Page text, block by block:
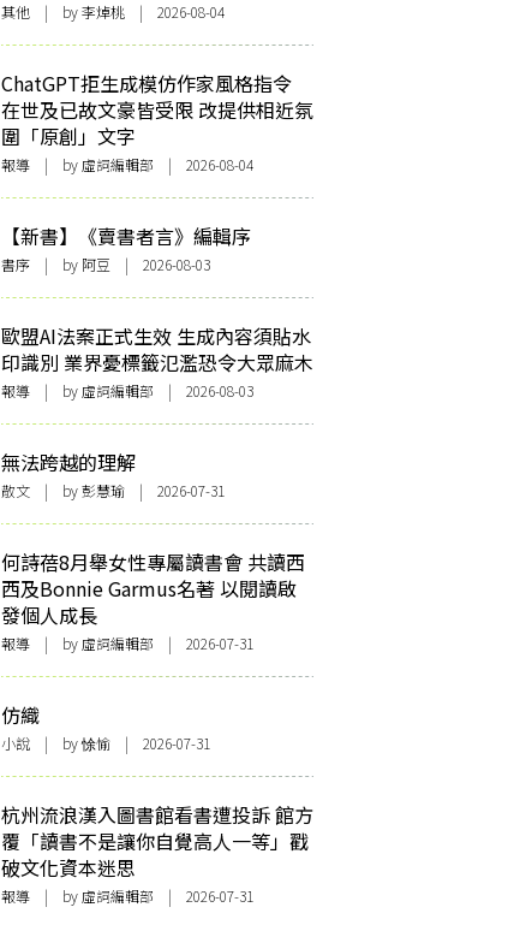
其他 | by 李焯桃 | 2026-08-04
ChatGPT拒生成模仿作家風格指令
在世及已故文豪皆受限 改提供相近氛
圍「原創」文字
報導 | by 虛詞編輯部 | 2026-08-04
【新書】《賣書者言》編輯序
書序 | by 阿豆 | 2026-08-03
歐盟AI法案正式生效 生成內容須貼水
印識別 業界憂標籤氾濫恐令大眾麻木
報導 | by 虛詞編輯部 | 2026-08-03
無法跨越的理解
散文 | by 彭慧瑜 | 2026-07-31
何詩蓓8月舉女性專屬讀書會 共讀西
西及Bonnie Garmus名著 以閱讀啟
發個人成長
報導 | by 虛詞編輯部 | 2026-07-31
仿織
小說 | by 悇愉 | 2026-07-31
杭州流浪漢入圖書館看書遭投訴 館方
覆「讀書不是讓你自覺高人一等」戳
破文化資本迷思
報導 | by 虛詞編輯部 | 2026-07-31